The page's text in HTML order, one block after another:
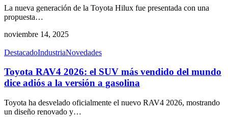
La nueva generación de la Toyota Hilux fue presentada con una
propuesta…
noviembre 14, 2025
DestacadoIndustriaNovedades
Toyota RAV4 2026: el SUV más vendido del mundo
dice adiós a la versión a gasolina
Toyota ha desvelado oficialmente el nuevo RAV4 2026, mostrando
un diseño renovado y…